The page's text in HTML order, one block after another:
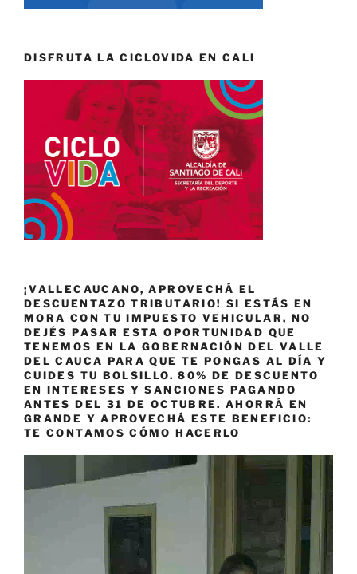
DISFRUTA LA CICLOVIDA EN CALI
¡VALLECAUCANO, APROVECHÁ EL
DESCUENTAZO TRIBUTARIO! SI ESTÁS EN
MORA CON TU IMPUESTO VEHICULAR, NO
DEJÉS PASAR ESTA OPORTUNIDAD QUE
TENEMOS EN LA GOBERNACIÓN DEL VALLE
DEL CAUCA PARA QUE TE PONGAS AL DÍA Y
CUIDES TU BOLSILLO. 80% DE DESCUENTO
EN INTERESES Y SANCIONES PAGANDO
ANTES DEL 31 DE OCTUBRE. AHORRÁ EN
GRANDE Y APROVECHÁ ESTE BENEFICIO:
TE CONTAMOS CÓMO HACERLO